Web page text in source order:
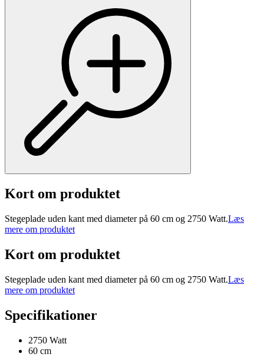
Kort om produktet
Stegeplade uden kant med diameter på 60 cm og 2750 Watt.Læs
mere om produktet
Kort om produktet
Stegeplade uden kant med diameter på 60 cm og 2750 Watt.Læs
mere om produktet
Specifikationer
2750 Watt
60 cm